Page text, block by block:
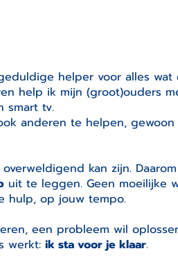
helper voor alles wat
help ik mijn (groot)ouders
smart tv.
anderen te helpen,
kan zijn.
uit te leggen. Geen moeilijke
hulp, op jouw tempo.
een probleem wil
werkt: ik sta voor je klaar.